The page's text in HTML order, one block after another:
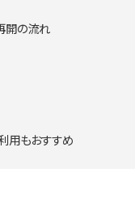
開の流れ
用もおすすめ